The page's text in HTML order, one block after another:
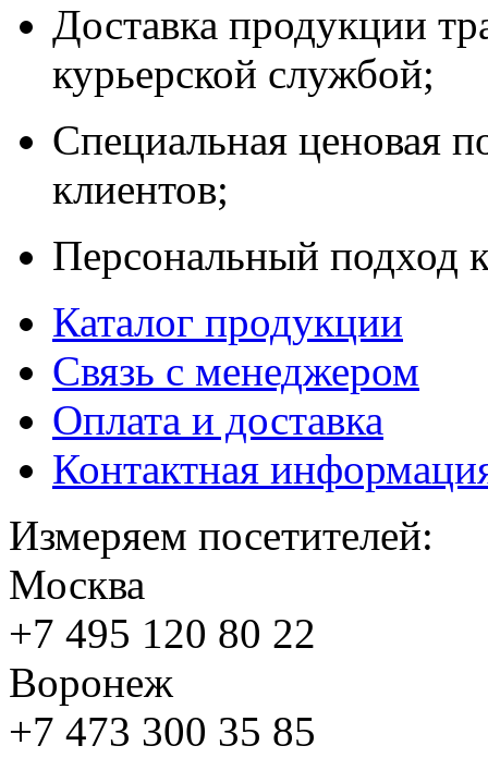
Доставка продукции
курьерской службой;
Специальная ценовая
клиентов;
Персональный подход
Каталог продукции
Связь с менеджером
Оплата и доставка
Контактная
Измеряем посетителей:
Москва
+7 495 120 80 22
Воронеж
+7 473 300 35 85